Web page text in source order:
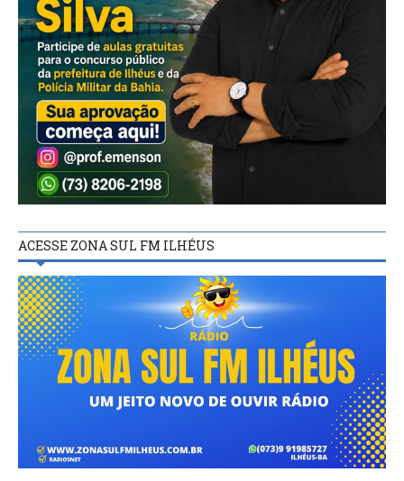
ACESSE ZONA SUL FM ILHÉUS